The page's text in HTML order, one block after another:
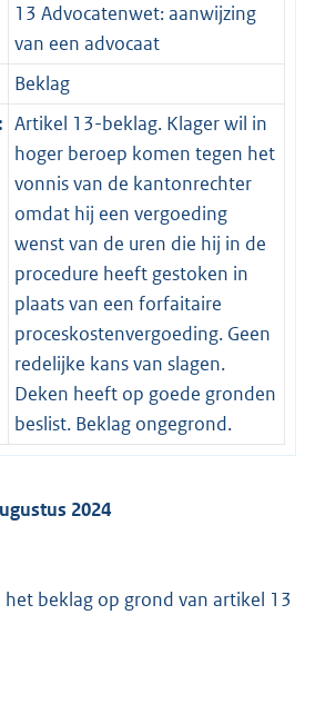
13 Advocatenwet: aanwijzing
van een advocaat
Beklag
Artikel 13-beklag. Klager wil in
hoger beroep komen tegen het
vonnis van de kantonrechter
omdat hij een vergoeding
wenst van de uren die hij in de
procedure heeft gestoken in
plaats van een forfaitaire
proceskostenvergoeding. Geen
redelijke kans van slagen.
Deken heeft op goede gronden
beslist. Beklag ongegrond.
2024
beklag op grond van artikel 13